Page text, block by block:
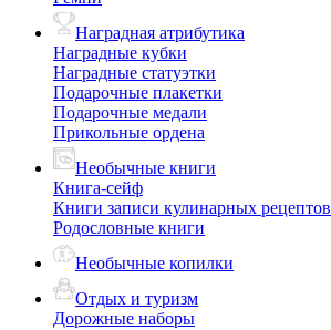
Наградная атрибутика
Наградные кубки
Наградные статуэтки
Подарочные плакетки
Подарочные медали
Прикольные ордена
Необычные книги
Книга-сейф
Книги записи кулинарных рецептов
Родословные книги
Необычные копилки
Отдых и туризм
Дорожные наборы